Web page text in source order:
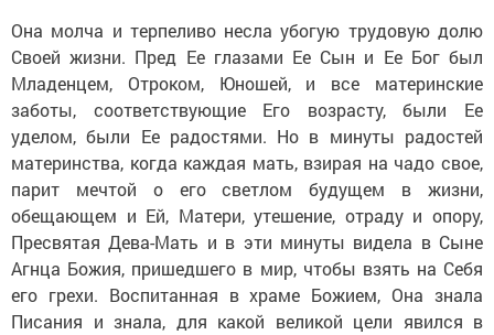
Она молча и терпеливо несла убогую трудовую долю
Своей жизни. Пред Ее глазами Ее Сын и Ее Бог был
Младенцем, Отроком, Юношей, и все материнские
заботы, соответствующие Его возрасту, были Ее
уделом, были Ее радостями. Но в минуты радостей
материнства, когда каждая мать, взирая на чадо свое,
парит мечтой о его светлом будущем в жизни,
обещающем и Ей, Матери, утешение, отраду и опору,
Пресвятая Дева-Мать и в эти минуты видела в Сыне
Агнца Божия, пришедшего в мир, чтобы взять на Себя
его грехи. Воспитанная в храме Божием, Она знала
Писания и знала, для какой великой цели явился в